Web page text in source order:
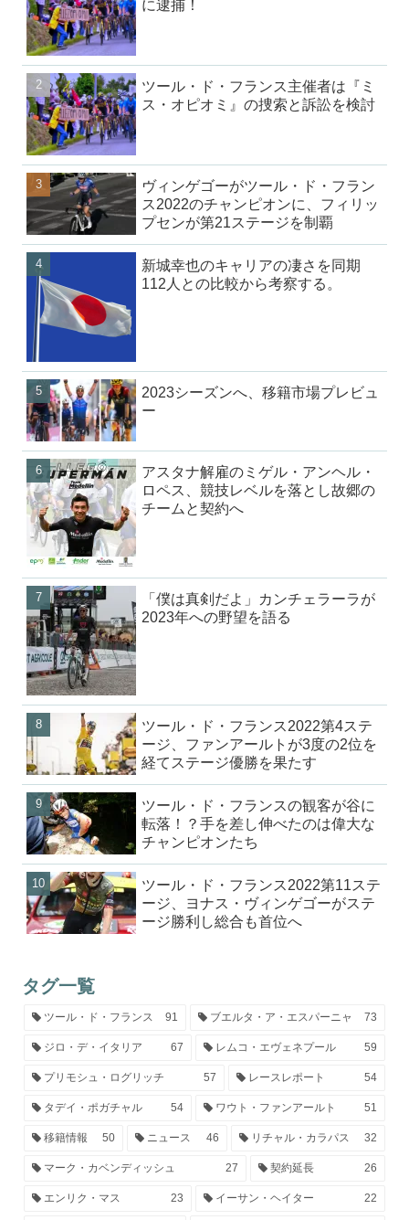
に逮捕！
ツール・ド・フランス主催者は『ミ
ス・オピオミ』の捜索と訴訟を検討
ヴィンゲゴーがツール・ド・フラン
ス2022のチャンピオンに、フィリッ
プセンが第21ステージを制覇
新城幸也のキャリアの凄さを同期
112人との比較から考察する。
2023シーズンへ、移籍市場プレビュ
ー
アスタナ解雇のミゲル・アンヘル・
ロペス、競技レベルを落とし故郷の
チームと契約へ
「僕は真剣だよ」カンチェラーラが
2023年への野望を語る
ツール・ド・フランス2022第4ステ
ージ、ファンアールトが3度の2位を
経てステージ優勝を果たす
ツール・ド・フランスの観客が谷に
転落！？手を差し伸べたのは偉大な
チャンピオンたち
ツール・ド・フランス2022第11ステ
ージ、ヨナス・ヴィンゲゴーがステ
ージ勝利し総合も首位へ
タグ一覧
ツール・ド・フランス 91 ブエルタ・ア・エスパーニャ 73
ジロ・デ・イタリア 67 レムコ・エヴェネプール 59
プリモシュ・ログリッチ 57 レースレポート 54
タデイ・ポガチャル 54 ワウト・ファンアールト 51
移籍情報 50 ニュース 46 リチャル・カラパス 32
マーク・カベンディッシュ 27 契約延長 26
エンリク・マス 23 イーサン・ヘイター 22